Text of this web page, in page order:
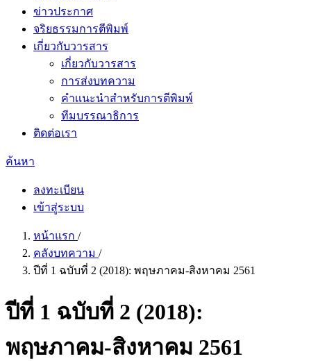
ข่าวประกาศ
จริยธรรมการตีพิมพ์
เกี่ยวกับวารสาร
เกี่ยวกับวารสาร
การส่งบทความ
คำเเนะนำสำหรับการตีพิมพ์
ทีมบรรณาธิการ
ติดต่อเรา
ค้นหา
ลงทะเบียน
เข้าสู่ระบบ
หน้าแรก /
คลังบทความ /
ปีที่ 1 ฉบับที่ 2 (2018): พฤษภาคม-สิงหาคม 2561
ปีที่ 1 ฉบับที่ 2 (2018):
พฤษภาคม-สิงหาคม 2561